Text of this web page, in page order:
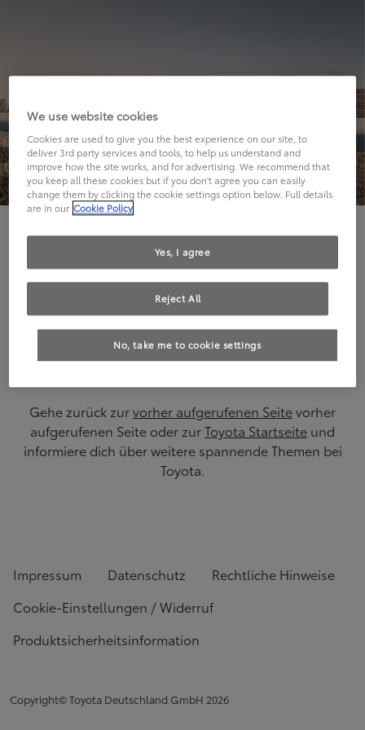
Hier geht's leider nicht weiter.
Die angeforderte Seite kann leider nicht gefunden
werden.
Gehe zurück zurvorher aufgerufenen Seitevorher
aufgerufenen Seite oder zurToyota Startseite und
informiere dich über weitere spannende Themen bei
Toyota.
Impressum Datenschutz
Rechtliche Hinweise
Cookie-Einstellungen / Widerruf
Produktsicherheitsinformation
Copyright© Toyota Deutschland GmbH 2026
We use website cookies
Cookies are used to give you the best experience on our site, to
deliver 3rd party services and tools, to help us understand and
improve how the site works, and for advertising. We recommend that
you keep all these cookies but if you don't agree you can easily
change them by clicking the cookie settings option below. Full details
are in our Cookie Policy
No, take me to cookie settings
Reject All
Yes, I agree